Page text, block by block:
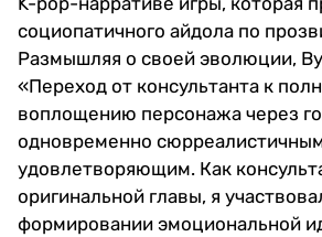
социопатичного айдола по
Размышляя о своей эволюции,
«Переход от консультанта к
воплощению персонажа через
одновременно
удовлетворяющим. Как
оригинальной главы, я
формировании эмоциональной